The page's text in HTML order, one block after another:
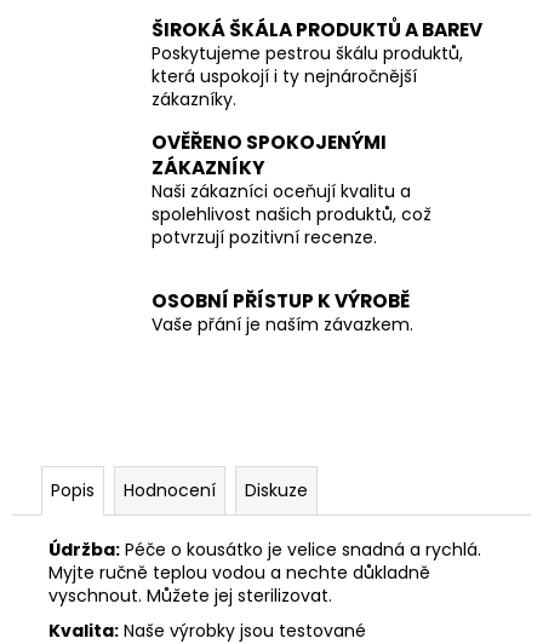
ŠIROKÁ ŠKÁLA PRODUKTŮ A BAREV
Poskytujeme pestrou škálu produktů,
která uspokojí i ty nejnáročnější
zákazníky.
OVĚŘENO SPOKOJENÝMI
ZÁKAZNÍKY
Naši zákazníci oceňují kvalitu a
spolehlivost našich produktů, což
potvrzují pozitivní recenze.
OSOBNÍ PŘÍSTUP K VÝROBĚ
Vaše přání je naším závazkem.
Popis Hodnocení Diskuze
Údržba: Péče o kousátko je velice snadná a rychlá.
Myjte ručně teplou vodou a nechte důkladně
vyschnout. Můžete jej sterilizovat.
Kvalita: Naše výrobky jsou testované